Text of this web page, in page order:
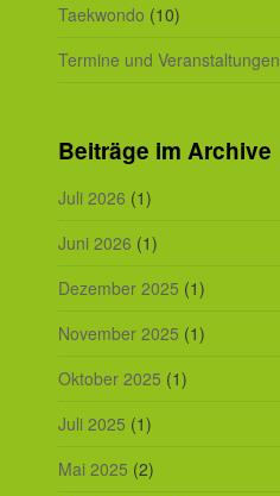
Taekwondo (10)
Termine und Veranstaltungen
Beiträge im Archive
Juli 2026 (1)
Juni 2026 (1)
Dezember 2025 (1)
November 2025 (1)
Oktober 2025 (1)
Juli 2025 (1)
Mai 2025 (2)